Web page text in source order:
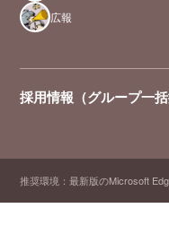
広報
採用情報（グループ一括
推奨環境：最新版のMicrosoft